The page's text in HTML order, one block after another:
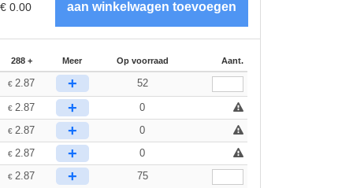
€ 0.00
288 + Meer Op voorraad Aant.
€2.87 + 52
€2.87 +
0
€2.87 +
0
€2.87 +
0
€2.87 + 75